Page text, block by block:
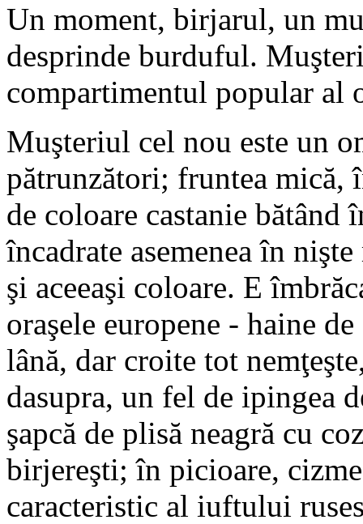
Un moment, birjarul, un
desprinde burduful.
compartimentul popular al
Muşteriul cel nou este un
pătrunzători; fruntea mică,
de coloare castanie
încadrate asemenea în
şi aceeaşi coloare. E
oraşele europene - haine
lână, dar croite tot
dasupra, un fel de ipingea
şapcă de plisă neagră cu
birjereşti; în picioare,
caracteristic al iuftului